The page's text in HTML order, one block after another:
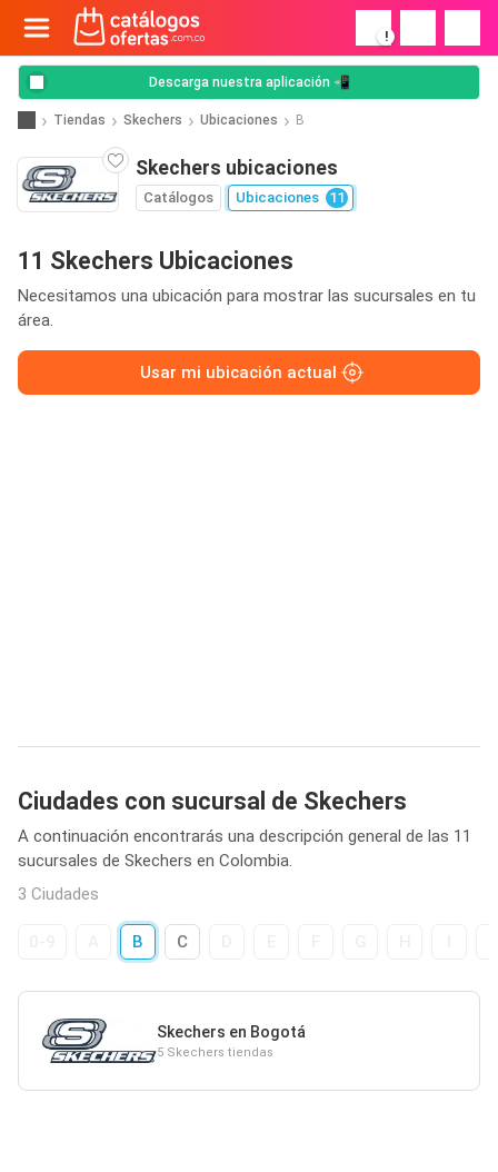
!
Descarga nuestra aplicación 📲
Tiendas Skechers Ubicaciones B
Skechers ubicaciones
Catálogos Ubicaciones 11
11 Skechers Ubicaciones
Necesitamos una ubicación para mostrar las sucursales en tu
área.
Usar mi ubicación actual
Ciudades con sucursal de Skechers
A continuación encontrarás una descripción general de las 11
sucursales de Skechers en Colombia.
3 Ciudades
B C
Skechers en Bogotá
5 Skechers tiendas